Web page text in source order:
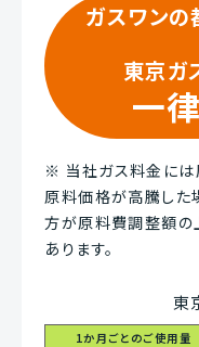
ガスワンの
東京ガ
一
※ 当社ガス料金には
原料価格が高騰した
方が原料費調整額の
あります。
東
1か月ごとのご使用量